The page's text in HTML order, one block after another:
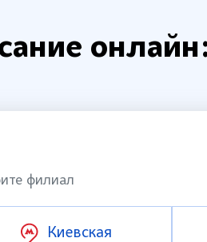
филиал
Киевская